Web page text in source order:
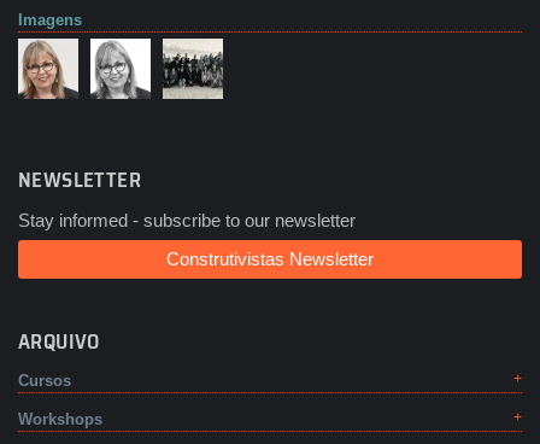
Imagens
NEWSLETTER
Stay informed - subscribe to our newsletter
Construtivistas Newsletter
ARQUIVO
Cursos
Workshops